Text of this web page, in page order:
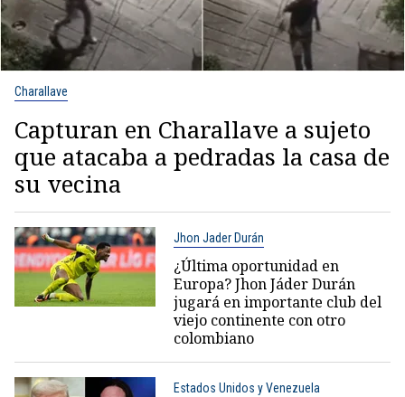
Charallave
Capturan en Charallave a sujeto
que atacaba a pedradas la casa de
su vecina
Jhon Jader Durán
¿Última oportunidad en
Europa? Jhon Jáder Durán
jugará en importante club del
viejo continente con otro
colombiano
Estados Unidos y Venezuela